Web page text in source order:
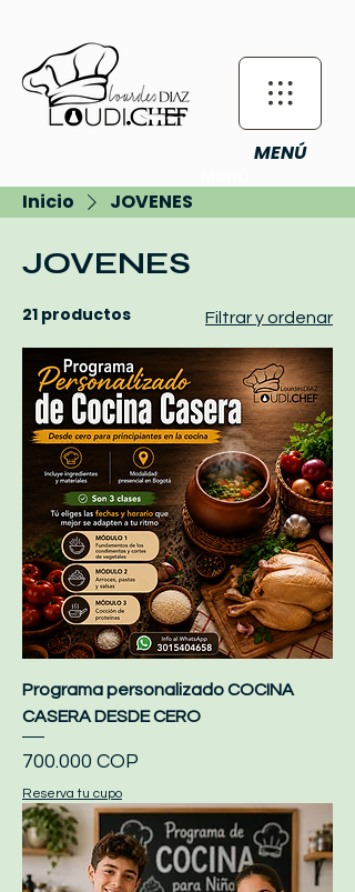
MENÚ
Inicio
JOVENES
JOVENES
21 productos Filtrar y ordenar
Programa personalizado COCINA
CASERA DESDE CERO
Precio
700.000 COP
Reserva tu cupo